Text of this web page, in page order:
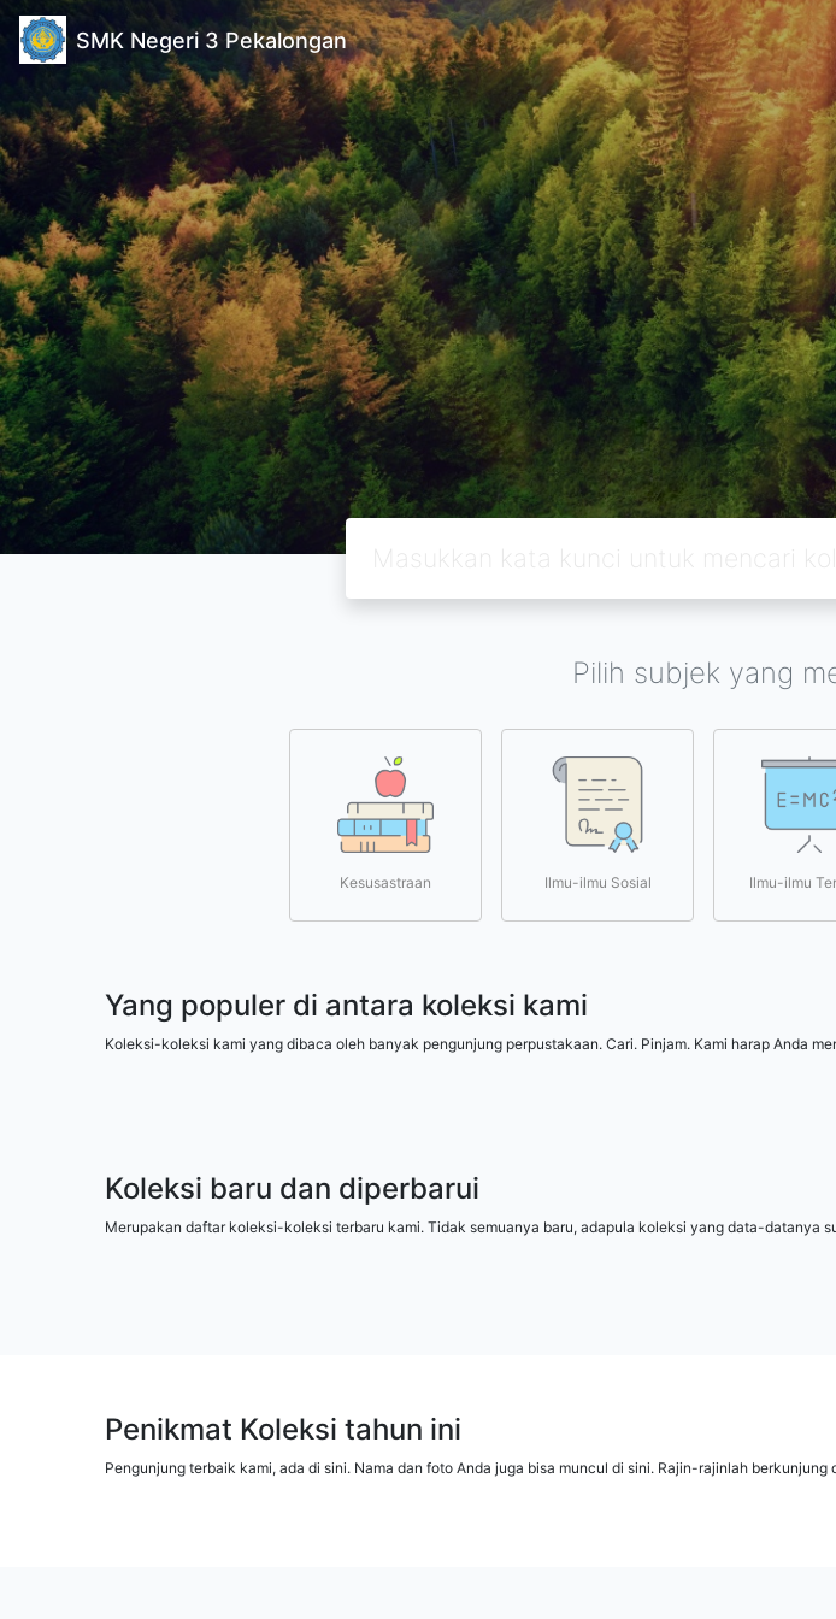
SMK Negeri 3 Pekalongan
Pilih subjek yang
Kesusastraan Ilmu-ilmu Sosial Ilmu-ilmu
Yang populer di antara koleksi kami
Koleksi-koleksi kami yang dibaca oleh banyak pengunjung perpustakaan. Cari. Pinjam. Kami harap Anda
Koleksi baru dan diperbarui
Merupakan daftar koleksi-koleksi terbaru kami. Tidak semuanya baru, adapula koleksi yang data-datanya
Penikmat Koleksi tahun ini
Pengunjung terbaik kami, ada di sini. Nama dan foto Anda juga bisa muncul di sini. Rajin-rajinlah berkunjung